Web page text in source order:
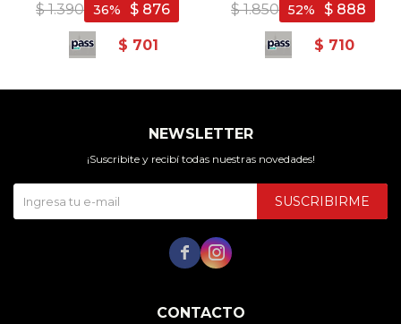
$ 1.390 $ 876
36
$ 701
$ 1.850 $ 888
52
$ 710
CONTACTO
NEWSLETTER
¡Suscribite y recibí todas nuestras novedades!
SUSCRIBIRME
 